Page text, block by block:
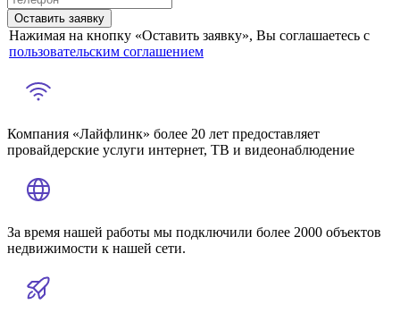
Оставить заявку
Нажимая на кнопку «Оставить заявку», Вы соглашаетесь с
пользовательским соглашением
Компания «Лайфлинк» более 20 лет предоставляет
провайдерские услуги интернет, ТВ и видеонаблюдение
За время нашей работы мы подключили более 2000 объектов
недвижимости к нашей сети.